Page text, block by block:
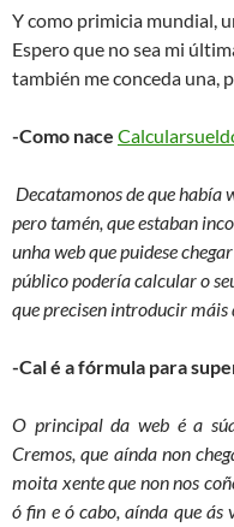
Y como primicia mundial,
Espero que no sea mi
también me conceda una,
-Como nace
Decatamonos de que había
pero tamén, que estaban
unha web que puidese
público podería calcular o
que precisen introducir máis
-Cal é a fórmula para
O principal da web é a
Cremos, que aínda non
moita xente que non nos
ó fin e ó cabo, aínda que ás